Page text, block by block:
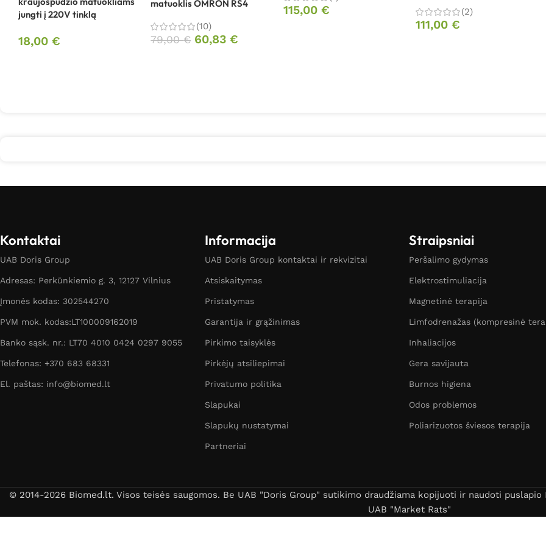
jungti į 220V tinklą
18,00 €
matuoklis OMRON RS4
(10)
79,00€ 60,83€
115,00 € (2)
111,00 €
Kontaktai
UAB Doris Group
Adresas: Perkūnkiemio g. 3, 12127 Vilnius
Įmonės kodas: 302544270
PVM mok. kodas:LT100009162019
Banko sąsk. nr.: LT70 4010 0424 0297 9055
Telefonas: +370 683 68331
El. paštas: info@biomed.lt
Informacija
UAB Doris Group kontaktai ir rekvizitai
Atsiskaitymas
Pristatymas
Garantija ir grąžinimas
Pirkimo taisyklės
Pirkėjų atsiliepimai
Privatumo politika
Slapukai
Slapukų nustatymai
Partneriai
Straipsniai
Peršalimo gydymas
Elektrostimuliacija
Magnetinė terapija
Limfodrenažas (kompresinė
Inhaliacijos
Gera savijauta
Burnos higiena
Odos problemos
Poliarizuotos šviesos terapija
© 2014-2026 Biomed.lt. Visos teisės saugomos. Be UAB "Doris Group" sutikimo draudžiama kopijuoti ir naudoti
UAB "Market Rats"